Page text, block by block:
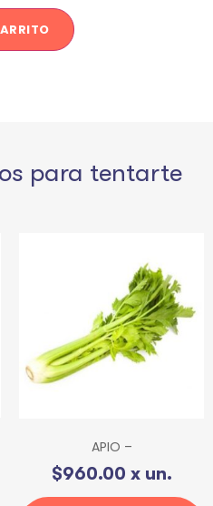
para tentarte
APIO –
$960.00 x un.